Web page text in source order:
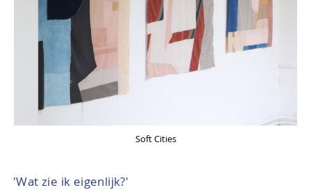
Soft Cities
'Wat zie ik eigenlijk?'